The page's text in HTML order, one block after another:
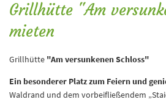
Grillhütte
Grillhütte "Am
mieten
Grillhütte "Am versunkenen Schloss"
Ein besonderer Platz zum Feiern und
Waldrand und dem vorbeifließendem